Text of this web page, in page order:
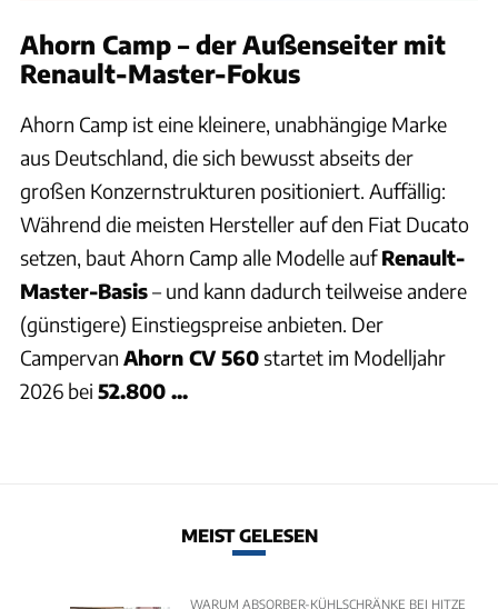
Ahorn Camp – der Außenseiter mit
Renault-Master-Fokus
Ahorn Camp ist eine kleinere, unabhängige Marke
aus Deutschland, die sich bewusst abseits der
großen Konzernstrukturen positioniert. Auffällig:
Während die meisten Hersteller auf den Fiat Ducato
setzen, baut Ahorn Camp alle Modelle aufRenault-
Master-Basis– und kann dadurch teilweise andere
(günstigere) Einstiegspreise anbieten. Der
Campervan Ahorn CV 560startet im Modelljahr
2026 bei 52.800 ...
MEIST GELESEN
WARUM ABSORBER-KÜHLSCHRÄNKE BEI HITZE